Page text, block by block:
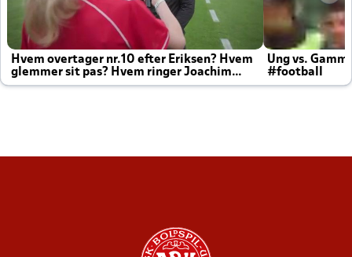
Hvem overtager nr.10 efter Eriksen? Hvem
glemmer sit pas? Hvem ringer Joachim
altid til efter kampe?
Ung vs.
#football